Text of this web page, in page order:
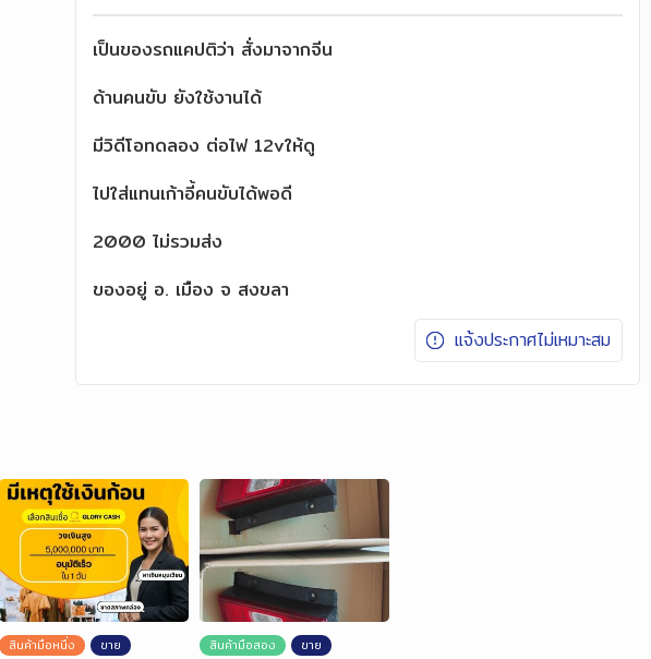
เป็นของรถแคปติว่า สั่งมาจากจีน
ด้านคนขับ ยังใช้งานได้
มีวิดีโอทดลอง ต่อไฟ 12vให้ดู
ไปใส่แทนเก้าอี้คนขับได้พอดี
2000 ไม่รวมส่ง
ของอยู่ อ. เมือง จ สงขลา
แจ้งประกาศไม่เหมาะสม
สินค้ามือหนึ่ง ขาย สินค้ามือสอง ขาย